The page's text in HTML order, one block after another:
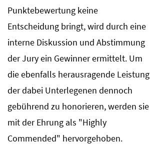
Punktebewertung keine
Entscheidung bringt, wird durch eine
interne Diskussion und Abstimmung
der Jury ein Gewinner ermittelt. Um
die ebenfalls herausragende Leistung
der dabei Unterlegenen dennoch
gebührend zu honorieren, werden sie
mit der Ehrung als "Highly
Commended" hervorgehoben.